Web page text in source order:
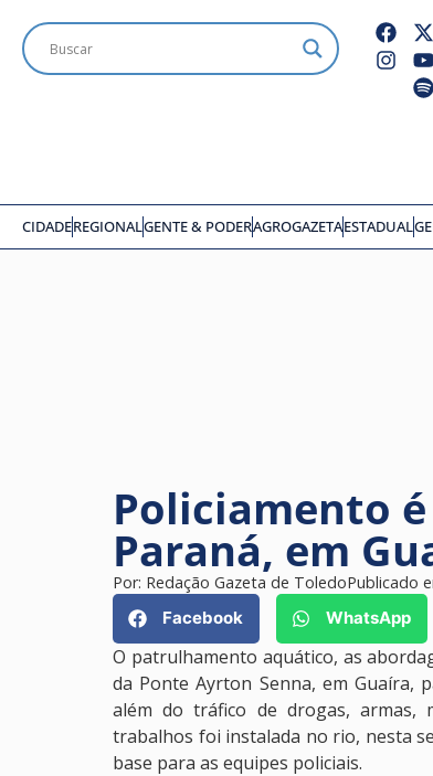
CIDADEREGIONALGENTE & PODERAGROGAZETAESTADUAL
Policiamento
Paraná, em
Por: Redação Gazeta de ToledoPublicado
Facebook
WhatsApp
O patrulhamento aquático, as
da Ponte Ayrton Senna, em Guaíra,
além do tráfico de drogas, armas,
trabalhos foi instalada no rio, nesta
base para as equipes policiais.